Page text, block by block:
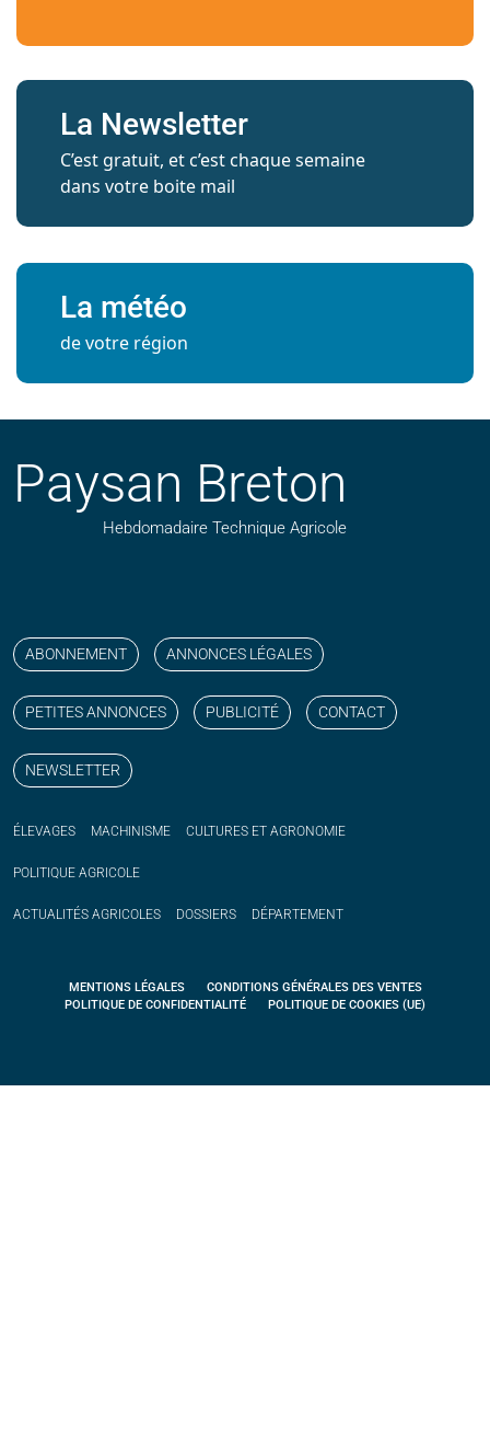
La Newsletter
C’est gratuit, et c’est chaque semaine
dans votre boite mail
La météo
de votre région
Paysan Breton
Hebdomadaire Technique Agricole
ABONNEMENT ANNONCES LÉGALES
PETITES ANNONCES PUBLICITÉ CONTACT
NEWSLETTER
ÉLEVAGES MACHINISME CULTURES ET AGRONOMIE
POLITIQUE AGRICOLE
ACTUALITÉS AGRICOLES DOSSIERS DÉPARTEMENT
MENTIONS LÉGALES
CONDITIONS GÉNÉRALES DES VENTES
POLITIQUE DE CONFIDENTIALITÉ
POLITIQUE DE COOKIES (UE)